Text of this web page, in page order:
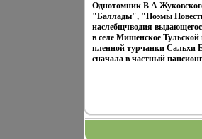
Однотомник В А
"Баллады", "Поэмы
наслебщчводия
в селе Мишенское
пленной турчанки Сальхи
сначала в частный